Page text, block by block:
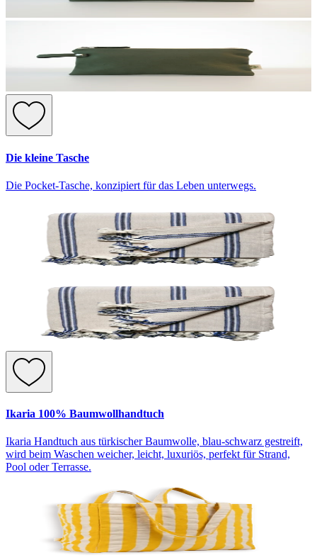
Die kleine Tasche
Die Pocket-Tasche, konzipiert für das Leben unterwegs.
Ikaria 100% Baumwollhandtuch
Ikaria Handtuch aus türkischer Baumwolle, blau-schwarz gestreift,
wird beim Waschen weicher, leicht, luxuriös, perfekt für Strand,
Pool oder Terrasse.